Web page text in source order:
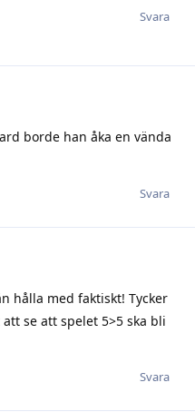
Svara
borde han åka en vända
Svara
hålla med faktiskt! Tycker
se att spelet 5>5 ska bli
Svara